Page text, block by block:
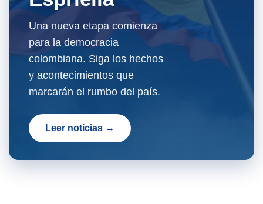
Una nueva etapa comienza
para la democracia
colombiana. Siga los hechos
y acontecimientos que
marcarán el rumbo del país.
Leer noticias →